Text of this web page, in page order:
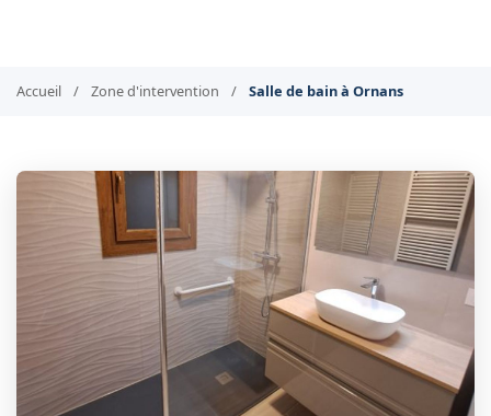
Accueil / Zone d'intervention / Salle de bain à Ornans